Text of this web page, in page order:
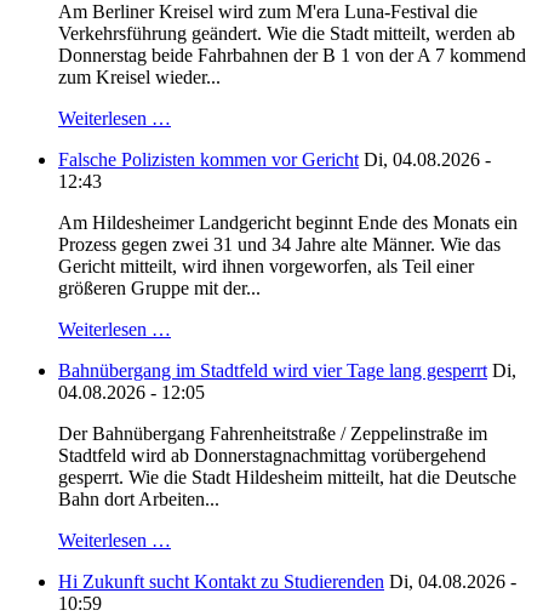
Am Berliner Kreisel wird zum M'era Luna-Festival die
Verkehrsführung geändert. Wie die Stadt mitteilt, werden ab
Donnerstag beide Fahrbahnen der B 1 von der A 7 kommend
zum Kreisel wieder...
Weiterlesen …
Falsche Polizisten kommen vor Gericht Di, 04.08.2026 -
12:43
Am Hildesheimer Landgericht beginnt Ende des Monats ein
Prozess gegen zwei 31 und 34 Jahre alte Männer. Wie das
Gericht mitteilt, wird ihnen vorgeworfen, als Teil einer
größeren Gruppe mit der...
Weiterlesen …
Bahnübergang im Stadtfeld wird vier Tage lang gesperrt Di,
04.08.2026 - 12:05
Der Bahnübergang Fahrenheitstraße / Zeppelinstraße im
Stadtfeld wird ab Donnerstagnachmittag vorübergehend
gesperrt. Wie die Stadt Hildesheim mitteilt, hat die Deutsche
Bahn dort Arbeiten...
Weiterlesen …
Hi Zukunft sucht Kontakt zu Studierenden Di, 04.08.2026 -
10:59